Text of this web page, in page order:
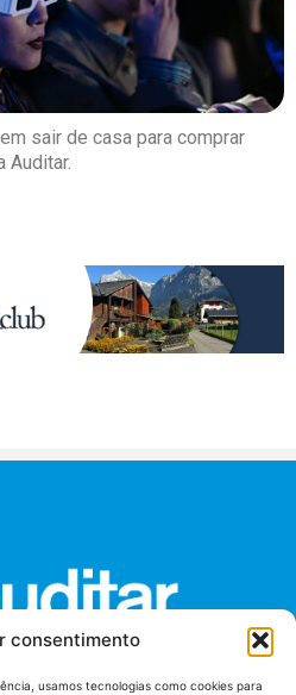
consentimento
usamos tecnologias como cookies para
sair de casa para comprar
Auditar.